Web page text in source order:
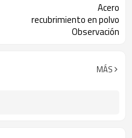
Acero
recubrimiento en polvo
Observación
MÁS